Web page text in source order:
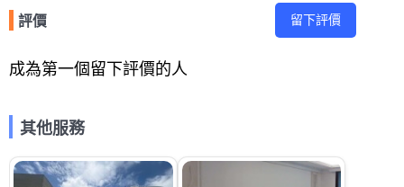
評價 留下評價
成為第一個留下評價的人
其他服務